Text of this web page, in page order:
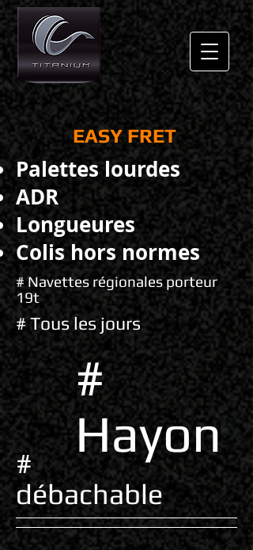
EASY FRET
Palettes lourdes
ADR
Longueures
Colis hors normes
# Navettes régionales porteur
19t
# Tous les jours
#
Hayon
#
débachable